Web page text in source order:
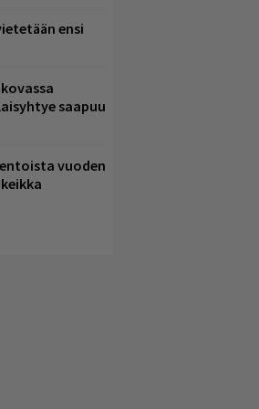
ensi
saapuu
vuoden